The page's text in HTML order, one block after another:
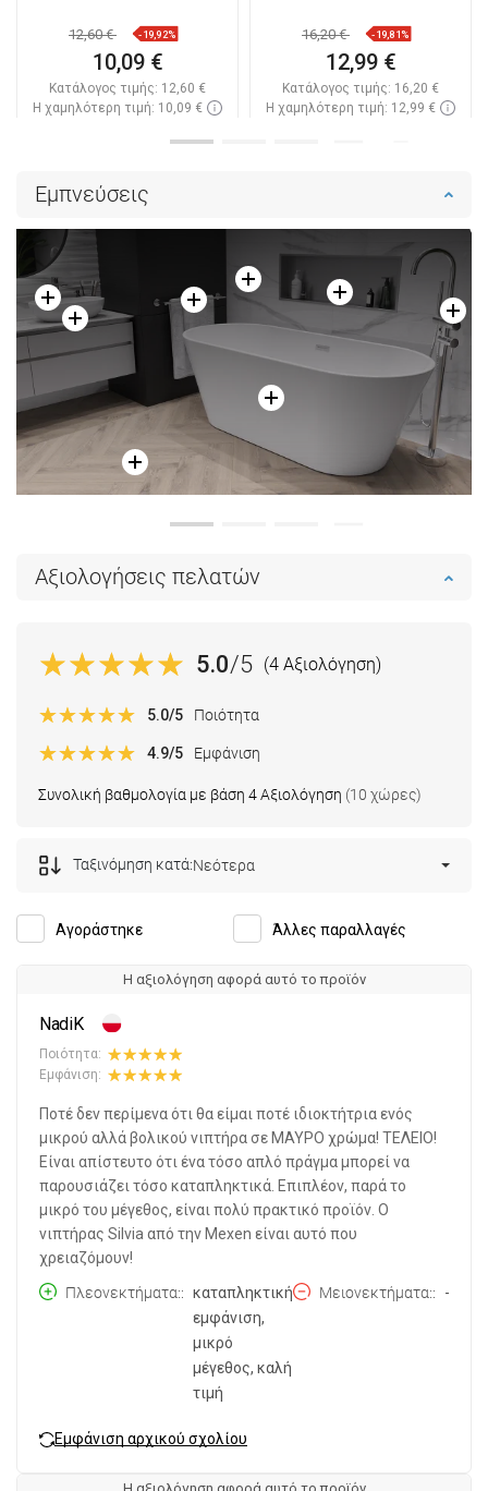
12,60 € -19,92%
10,09 €
Κατάλογος τιμής: 12,60 €
Η χαμηλότερη τιμή: 10,09 €
16,20 € -19,81%
12,99 €
Κατάλογος τιμής: 16,20 €
Η χαμηλότερη τιμή: 12,99 €
Εμπνεύσεις
Αξιολογήσεις πελατών
5.0/5 (4 Αξιολόγηση)
Συνολική βαθμολογία με βάση 4 Αξιολόγηση (10 χώρες)
5.0/5 Ποιότητα
4.9/5 Εμφάνιση
Αγοράστηκε Άλλες παραλλαγές
Ταξινόμηση κατά:Νεότερα
Η αξιολόγηση αφορά αυτό το προϊόν
NadiK
Ποιότητα:
Εμφάνιση:
Ποτέ δεν περίμενα ότι θα είμαι ποτέ ιδιοκτήτρια ενός
μικρού αλλά βολικού νιπτήρα σε ΜΑΥΡΟ χρώμα! ΤΕΛΕΙΟ!
Είναι απίστευτο ότι ένα τόσο απλό πράγμα μπορεί να
παρουσιάζει τόσο καταπληκτικά. Επιπλέον, παρά το
μικρό του μέγεθος, είναι πολύ πρακτικό προϊόν. Ο
νιπτήρας Silvia από την Mexen είναι αυτό που
χρειαζόμουν!
Πλεονεκτήματα:
καταπληκτική
εμφάνιση,
μικρό
μέγεθος, καλή
τιμή
Μειονεκτήματα: -
Εμφάνιση αρχικού σχολίου